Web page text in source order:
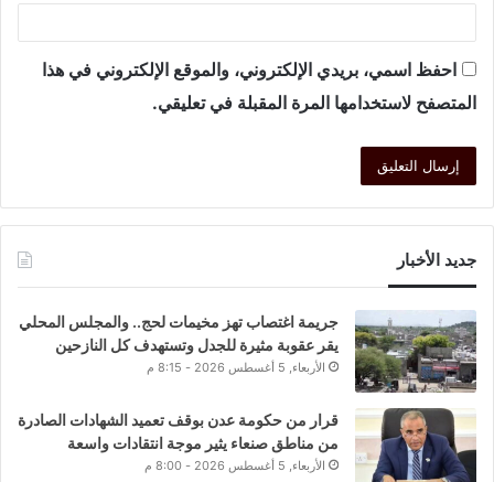
احفظ اسمي، بريدي الإلكتروني، والموقع الإلكتروني في هذا
المتصفح لاستخدامها المرة المقبلة في تعليقي.
جديد الأخبار
جريمة اغتصاب تهز مخيمات لحج.. والمجلس المحلي
يقر عقوبة مثيرة للجدل وتستهدف كل النازحين
الأربعاء, 5 أغسطس 2026 - 8:15 م
قرار من حكومة عدن بوقف تعميد الشهادات الصادرة
من مناطق صنعاء يثير موجة انتقادات واسعة
الأربعاء, 5 أغسطس 2026 - 8:00 م